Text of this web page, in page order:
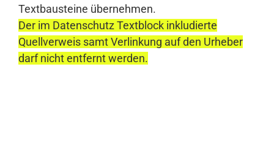
Textbausteine übernehmen.
Der im Datenschutz Textblock inkludierte
Quellverweis samt Verlinkung auf den Urheber
darf nicht entfernt werden.